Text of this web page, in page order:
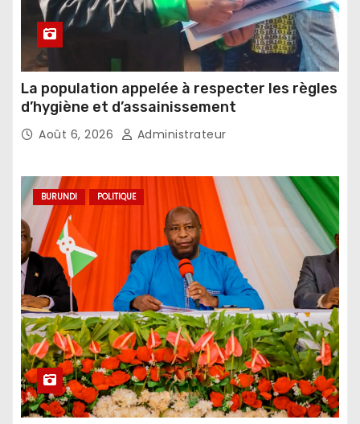
La population appelée à respecter les règles
d’hygiène et d’assainissement
Août 6, 2026 Administrateur
BURUNDI POLITIQUE